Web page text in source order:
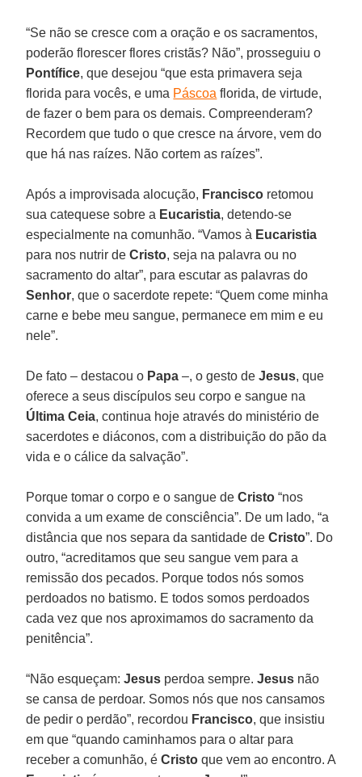
“Se não se cresce com a oração e os sacramentos,
poderão florescer flores cristãs? Não”, prosseguiu o
Pontífice, que desejou “que esta primavera seja
florida para vocês, e uma Páscoa florida, de virtude,
de fazer o bem para os demais. Compreenderam?
Recordem que tudo o que cresce na árvore, vem do
que há nas raízes. Não cortem as raízes”.
Após a improvisada alocução, Francisco retomou
sua catequese sobre a Eucaristia, detendo-se
especialmente na comunhão. “Vamos à Eucaristia
para nos nutrir deCristo, seja na palavra ou no
sacramento do altar”, para escutar as palavras do
Senhor, que o sacerdote repete: “Quem come minha
carne e bebe meu sangue, permanece em mim e eu
nele”.
De fato – destacou o Papa –, o gesto deJesus, que
oferece a seus discípulos seu corpo e sangue na
Última Ceia, continua hoje através do ministério de
sacerdotes e diáconos, com a distribuição do pão da
vida e o cálice da salvação”.
Porque tomar o corpo e o sangue deCristo “nos
convida a um exame de consciência”. De um lado, “a
distância que nos separa da santidade deCristo”. Do
outro, “acreditamos que seu sangue vem para a
remissão dos pecados. Porque todos nós somos
perdoados no batismo. E todos somos perdoados
cada vez que nos aproximamos do sacramento da
penitência”.
“Não esqueçam:Jesus perdoa sempre.Jesus não
se cansa de perdoar. Somos nós que nos cansamos
de pedir o perdão”, recordou Francisco, que insistiu
em que “quando caminhamos para o altar para
receber a comunhão, éCristo que vem ao encontro. A